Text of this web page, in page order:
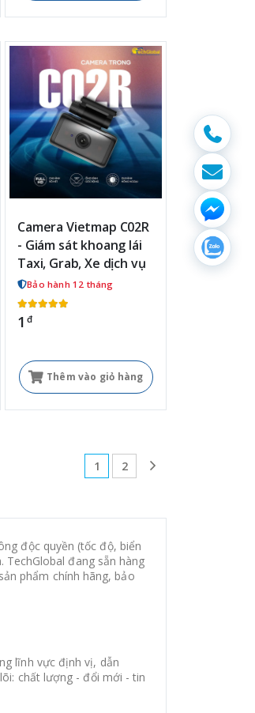
Camera Vietmap C02R
- Giám sát khoang lái
Taxi, Grab, Xe dịch vụ
Bảo hành 12 tháng
1 đ
Thêm vào giỏ hàng
1 2
độc quyền (tốc độ, biển
đang sẵn hàng
phẩm chính hãng, bảo
lĩnh vực định vị, dẫn
chất lượng - đổi mới - tin